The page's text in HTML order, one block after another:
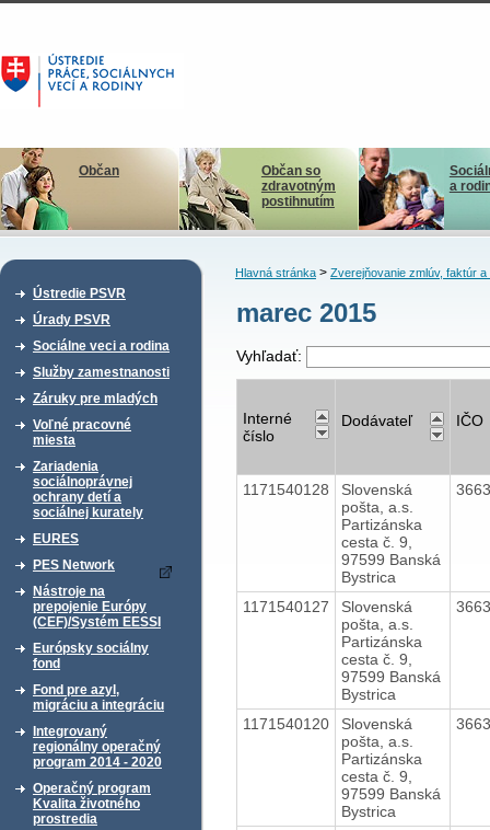
Občan
Občan so
zdravotným
postihnutím
a
Ústredie PSVR
Úrady PSVR
Sociálne veci a rodina
Služby zamestnanosti
Záruky pre mladých
Voľné pracovné
miesta
Zariadenia
sociálnoprávnej
ochrany detí a
sociálnej kurately
EURES
PES Network
Nástroje na
prepojenie Európy
(CEF)/Systém EESSI
Európsky sociálny
fond
Fond pre azyl,
migráciu a integráciu
Integrovaný
regionálny operačný
program 2014 - 2020
Operačný program
Kvalita životného
prostredia
Hlavná stránka> Zverejňovanie zmlúv, faktúr a
marec 2015
Vyhľadať:
Interné
číslo
Dodávateľ IČO
1171540128
Slovenská
pošta, a.s.
Partizánska
cesta č. 9,
97599 Banská
Bystrica
1171540127
Slovenská
pošta, a.s.
Partizánska
cesta č. 9,
97599 Banská
Bystrica
1171540120
Slovenská
pošta, a.s.
Partizánska
cesta č. 9,
97599 Banská
Bystrica